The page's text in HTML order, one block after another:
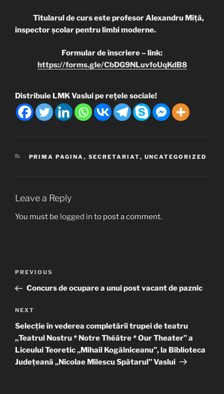
Titularul de curs este profesor Alexandru Mîță,
inspector școlar pentru limbi moderne.
Formular de înscriere – link:
https://forms.gle/CbDG9NLuvfoUqKdB8
Distribuie LMK Vaslui pe reţele sociale!
CATEGORIES
PRIMA PAGINA , SECRETARIAT, UNCATEGORIZED
Leave a Reply
You must be logged in to post a comment.
Previous
Post
PREVIOUS
Concurs de ocupare a unui post vacant de paznic
Next
Post
NEXT
Selecție în vederea completării trupei de teatru
„Teatrul Nostru * Notre Théâtre * Our Theater” a
Liceului Teoretic „Mihail Kogălniceanu”, la Biblioteca
Județeană „Nicolae Milescu Spătarul” Vaslui